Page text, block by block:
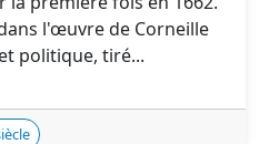
l'œuvre de Corneille
politique, tiré...